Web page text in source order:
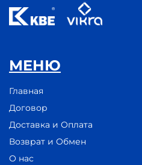
МЕНЮ
Главная
Договор
Доставка и Оплата
Возврат и Обмен
О нас